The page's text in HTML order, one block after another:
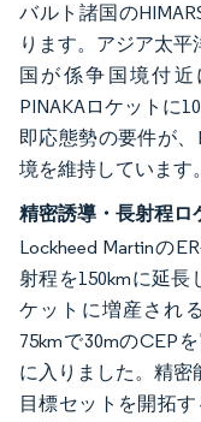
バルト諸国の
ります。アジア太
国が係争国境付近
PINAKAロケットに
即応態勢の要件が
境を維持しています。
精密誘導・長射程ロ
Lockheed Martinの
射程を150kmに延長
ケットに増産され
75kmで30mのCEP
に入りました。精密
目標セットを開拓